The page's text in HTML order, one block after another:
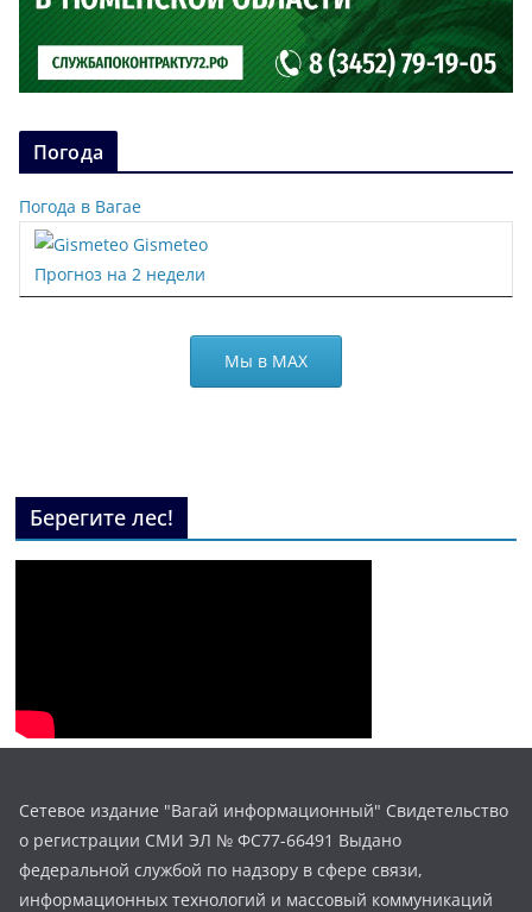
Погода
Погода в Вагае
Gismeteo
Прогноз на 2 недели
Мы в МАХ
Берегите лес!
Сетевое издание "Вагай информационный" Свидетельство
о регистрации СМИ ЭЛ № ФС77-66491 Выдано
федеральной службой по надзору в сфере связи,
информационных технологий и массовый коммуникаций